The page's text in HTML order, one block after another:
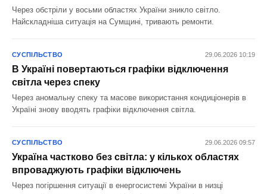
Через обстріли у восьми областях України зникло світло.
Найскладніша ситуація на Сумщині, тривають ремонти.
СУСПІЛЬСТВО 29.06.2026 10:19
В Україні повертаються графіки відключення
світла через спеку
Через аномальну спеку та масове використання кондиціонерів в
Україні знову вводять графіки відключення світла.
СУСПІЛЬСТВО 29.06.2026 09:57
Україна частково без світла: у кількох областях
впроваджують графіки відключень
Через погіршення ситуації в енергосистемі України в низці